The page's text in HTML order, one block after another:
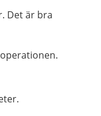
Det är bra